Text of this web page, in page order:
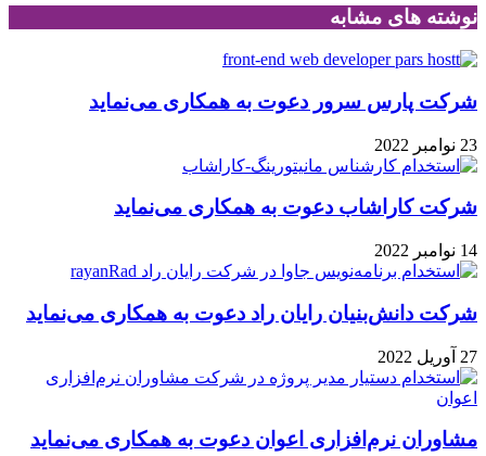
نوشته های مشابه
شرکت پارس سرور دعوت به همکاری می‌نماید
23 نوامبر 2022
شرکت کاراشاب دعوت به همکاری می‌نماید
14 نوامبر 2022
شرکت دانش‌بنیان رایان راد دعوت به همکاری می‌نماید
27 آوریل 2022
مشاوران نرم‌افزاری اعوان دعوت به همکاری می‌نماید